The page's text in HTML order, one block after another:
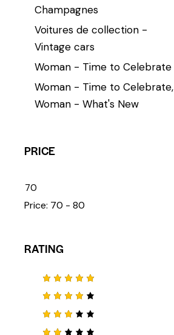
Champagnes
Voitures de collection -
Vintage cars
Woman - Time to Celebrate
Woman - Time to Celebrate,
Woman - What's New
PRICE
70
Price: 70 - 80
RATING
Note
5
sur 5
Note
4
sur 5
Note